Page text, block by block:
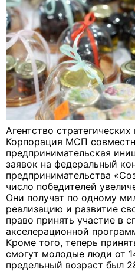
Агентство
Корпорация МСП
предпринимательская
заявок на федеральный
предпринимательства
число победителей
Они получат по одному
реализацию и развитие
право принять участие в
акселерационной
Кроме того, теперь
смогут молодые люди от
предельный возраст был